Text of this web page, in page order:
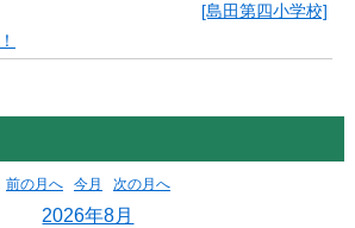
[島田第四小学校]
前の月へ 今月 次の月へ
2026年8月